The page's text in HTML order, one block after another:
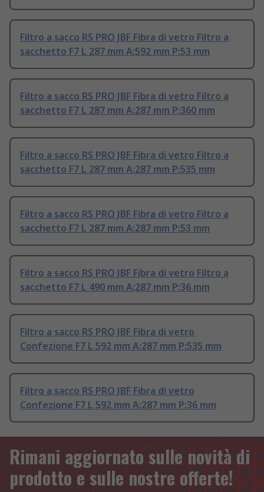
Filtro a sacco RS PRO JBF Fibra di vetro Filtro a
sacchetto F7 L 287 mm A:592 mm P:53 mm
Filtro a sacco RS PRO JBF Fibra di vetro Filtro a
sacchetto F7 L 287 mm A:287 mm P:360 mm
Filtro a sacco RS PRO JBF Fibra di vetro Filtro a
sacchetto F7 L 287 mm A:287 mm P:535 mm
Filtro a sacco RS PRO JBF Fibra di vetro Filtro a
sacchetto F7 L 287 mm A:287 mm P:53 mm
Filtro a sacco RS PRO JBF Fibra di vetro Filtro a
sacchetto F7 L 490 mm A:287 mm P:36 mm
Filtro a sacco RS PRO JBF Fibra di vetro
Confezione F7 L 592 mm A:287 mm P:535 mm
Filtro a sacco RS PRO JBF Fibra di vetro
Confezione F7 L 592 mm A:287 mm P:36 mm
Rimani aggiornato sulle novità di
prodotto e sulle nostre offerte!